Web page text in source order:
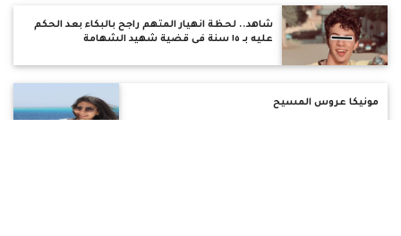
شاهد.. لحظة انهيار المتهم راجح بالبكاء بعد الحكم
عليه بـ ١٥ سنة فى قضية شهيد الشهامة
مونيكا عروس المسيح